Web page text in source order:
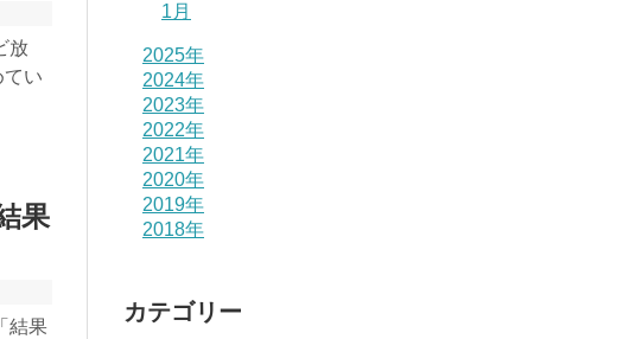
放
い
果
結果
1月
2025年
2024年
2023年
2022年
2021年
2020年
2019年
2018年
カテゴリー